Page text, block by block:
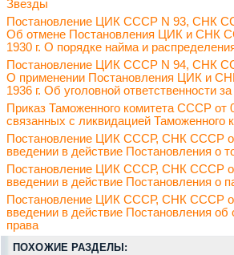
Звезды
Постановление ЦИК СССР N 93, СНК
Об отмене Постановления ЦИК и СНК
1930 г. О порядке найма и
Постановление ЦИК СССР N 94, СНК
О применении Постановления ЦИК и
1936 г. Об уголовной ответственности за
Приказ Таможенного комитета СССР от
связанных с ликвидацией Таможенного
Постановление ЦИК СССР, СНК СССР
введении в действие Постановления о
Постановление ЦИК СССР, СНК СССР
введении в действие Постановления о
Постановление ЦИК СССР, СНК СССР
введении в действие Постановления об
права
ПОХОЖИЕ РАЗДЕЛЫ: